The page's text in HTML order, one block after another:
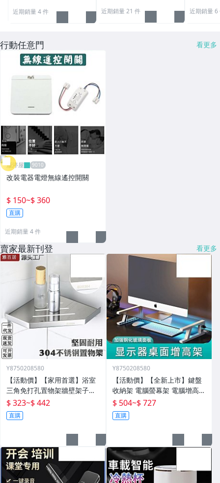
近期銷量 4 件 近期銷量 21 件 近期銷量 6
行動任意門 看更多
雁渟屋
改裝電器電燈無線遙控開關
$ 150~$ 360
直購
近期銷量 4 件
賣家最新刊登 看更多
Y8750208580
【活動價】【家用首選】浴室
三角免打孔置物架牆壁架子壁
掛分層置物架衛生間轉角架三
角籃
$ 323~$ 442
直購
Y8750208580
【活動價】【全新上市】鍵盤
收納架 電腦螢幕架 電腦增高架
電腦架 置物增高架 桌面電腦架
螢幕增高架 螢幕收納架 臺式
$ 504~$ 727
直購